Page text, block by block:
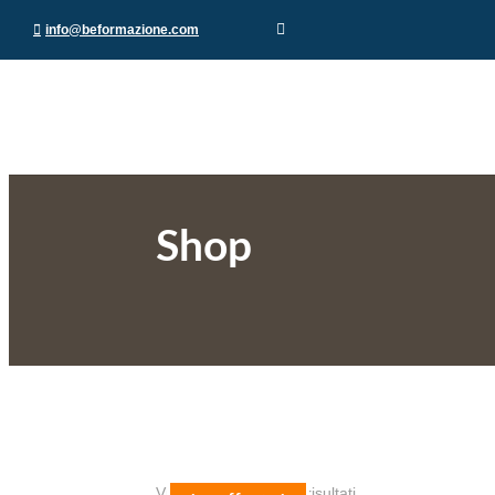
info@beformazione.com
Shop